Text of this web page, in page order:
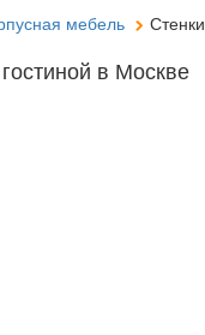
мебель Стенки
в Москве